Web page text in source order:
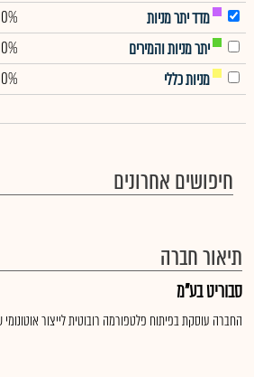
מדד יתר מניות
יתר מניות והמירים
מניות כללי
חיפושים אחרונים
תיאור חברה
סבוריט בע"מ
החברה עוסקת בפיתוח פלטפורמה רובוטית לייצור